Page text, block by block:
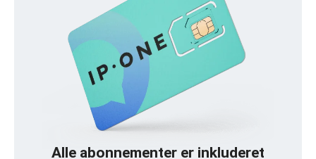
Alle abonnementer er inkluderet